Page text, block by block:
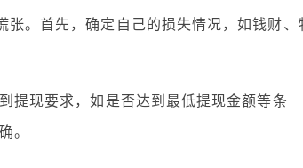
。首先，确定自己的损失情况，如钱财、
提现要求，如是否达到最低提现金额等条
。